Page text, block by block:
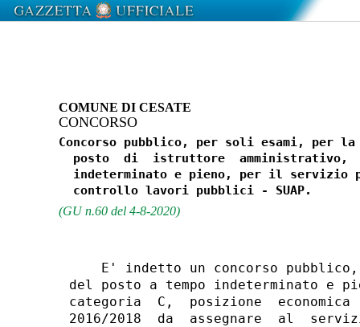
COMUNE DI CESATE
CONCORSO
Concorso pubblico, per soli esami, per
posto  di  istruttore  amministrativo,
indeterminato e pieno, per il servizio
(GU n.60 del 4-8-2020)
E' indetto un concorso
del posto a tempo indeterminato e
categoria  C,  posizione
2016/2018  da  assegnare  al